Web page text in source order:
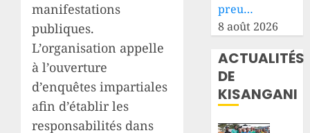
manifestations
publiques.
L’organisation appelle
à l’ouverture
d’enquêtes impartiales
afin d’établir les
responsabilités dans
preu…
8 août 2026
ACTUALITÉS
DE
KISANGANI